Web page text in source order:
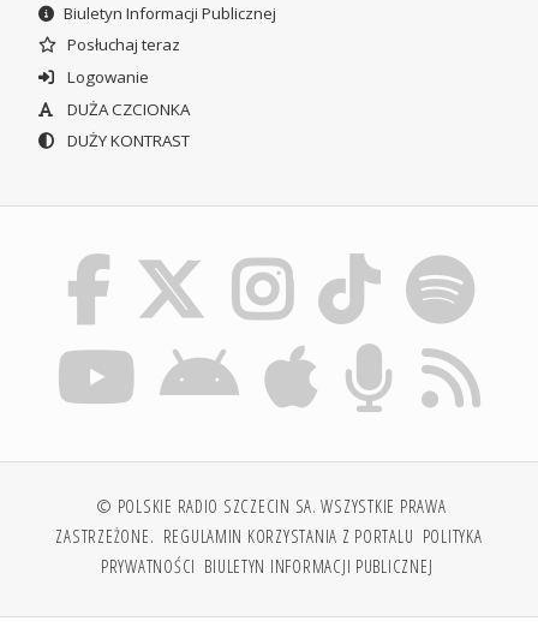
Biuletyn Informacji Publicznej
Posłuchaj teraz
Logowanie
DUŻA CZCIONKA
DUŻY KONTRAST
© POLSKIE RADIO SZCZECIN SA. WSZYSTKIE PRAWA
ZASTRZEŻONE. REGULAMIN KORZYSTANIA Z PORTALU POLITYKA
PRYWATNOŚCI BIULETYN INFORMACJI PUBLICZNEJ